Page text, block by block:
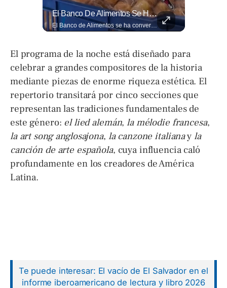
El Banco De Alimentos Se Ha Convertido En Un Puente De Supervivencia: Un Motor Humano Que Recupera Excedentes Comerciales Y Productos Con Fecha Corta De...
El Banco de Alimentos se ha convertido en un puente de supervivencia: un motor humano que recupera excedentes comerciales y productos con fecha corta de vencimiento para transformarlos en raciones de nutrición para miles de familias que luchan por asegurar un plato en la mesa. Entramos a su centro de acopio para mostrarte la minuciosa logística y el esfuerzo de los voluntarios que rescatan comida para aliviar el hambre de los más vulnerables. Lee más 👉 eldiariodehoy.com
El programa de la noche está diseñado para
celebrar a grandes compositores de la historia
mediante piezas de enorme riqueza estética. El
repertorio transitará por cinco secciones que
representan las tradiciones fundamentales de
este género: el lied alemán,la mélodie francesa,
la art song anglosajona, la canzone italianay la
canción de arte española, cuya influencia caló
profundamente en los creadores de América
Latina.
Te puede interesar: El vacío de El Salvador en el
informe iberoamericano de lectura y libro 2026